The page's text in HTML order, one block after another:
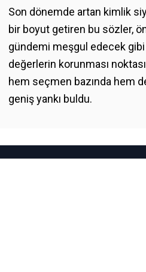
Son dönemde artan kimlik
bir boyut getiren bu sözler,
gündemi meşgul edecek
değerlerin korunması
hem seçmen bazında hem
geniş yankı buldu.